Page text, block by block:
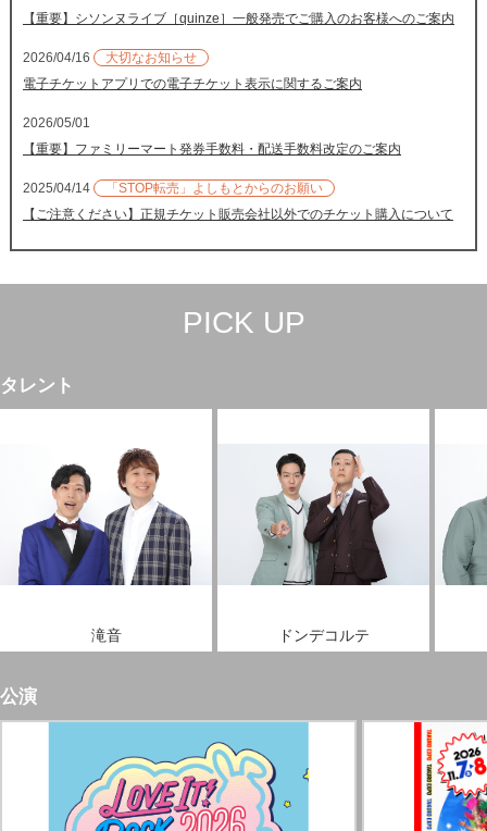
【重要】シソンヌライブ［quinze］一般発売でご購入のお客様へのご案内
2026/04/16
大切なお知らせ
電子チケットアプリでの電子チケット表示に関するご案内
2026/05/01
【重要】ファミリーマート発券手数料・配送手数料改定のご案内
2025/04/14
「STOP転売」よしもとからのお願い
【ご注意ください】正規チケット販売会社以外でのチケット購入について
PICK UP
タレント
滝音 ドンデコルテ
公演